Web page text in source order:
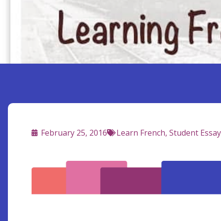
February 25, 2016 Learn French, Student